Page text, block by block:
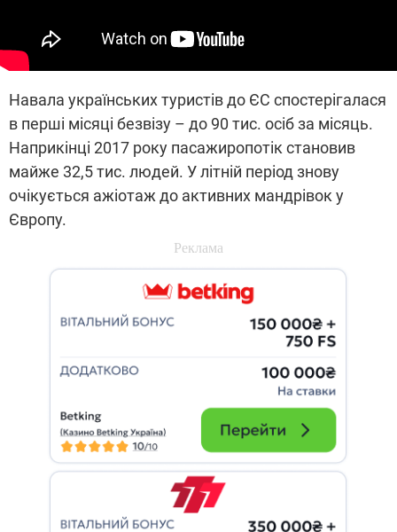
Навала українських туристів до ЄС спостерігалася
в перші місяці безвізу – до 90 тис. осіб за місяць.
Наприкінці 2017 року пасажиропотік становив
майже 32,5 тис. людей. У літній період знову
очікується ажіотаж до активних мандрівок у
Європу.